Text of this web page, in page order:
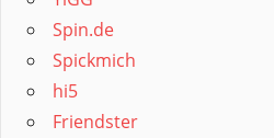
Spin.de
Spickmich
hi5
Friendster